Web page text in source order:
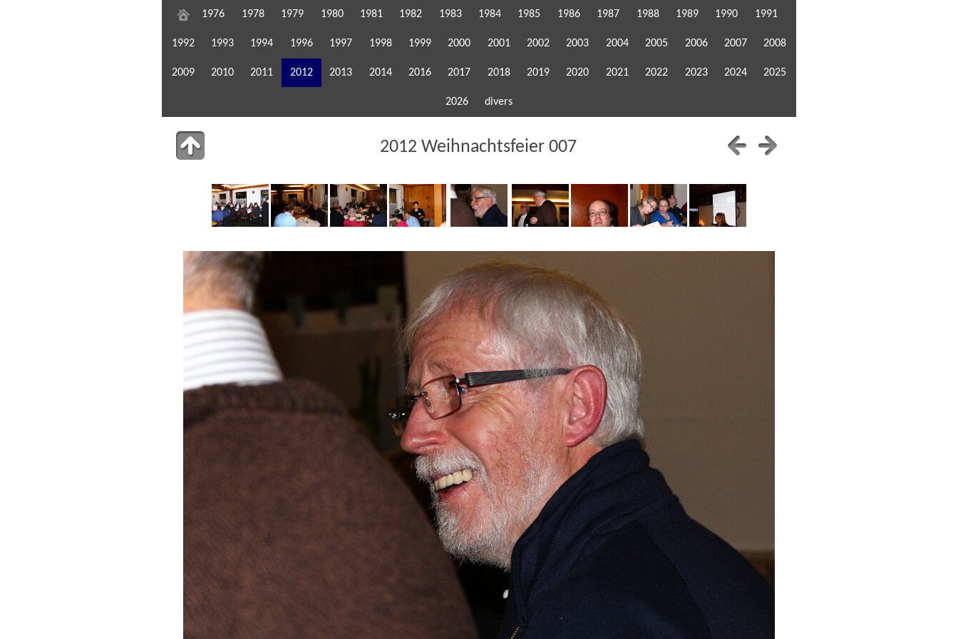
1976 1978 1979 1980 1981 1982 1983 1984 1985 1986 1987 1988 1989 1990 1991
1992 1993 1994 1996 1997 1998 1999 2000 2001 2002 2003 2004 2005 2006 2007 2008
2009 2010 2011 2012 2013 2014 2016 2017 2018 2019 2020 2021 2022 2023 2024 2025
2026 divers
2012 Weihnachtsfeier 007